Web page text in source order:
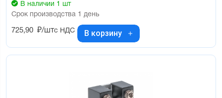
В наличии 1 шт
Срок производства 1 день
725,90 ₽/штс НДС В корзину